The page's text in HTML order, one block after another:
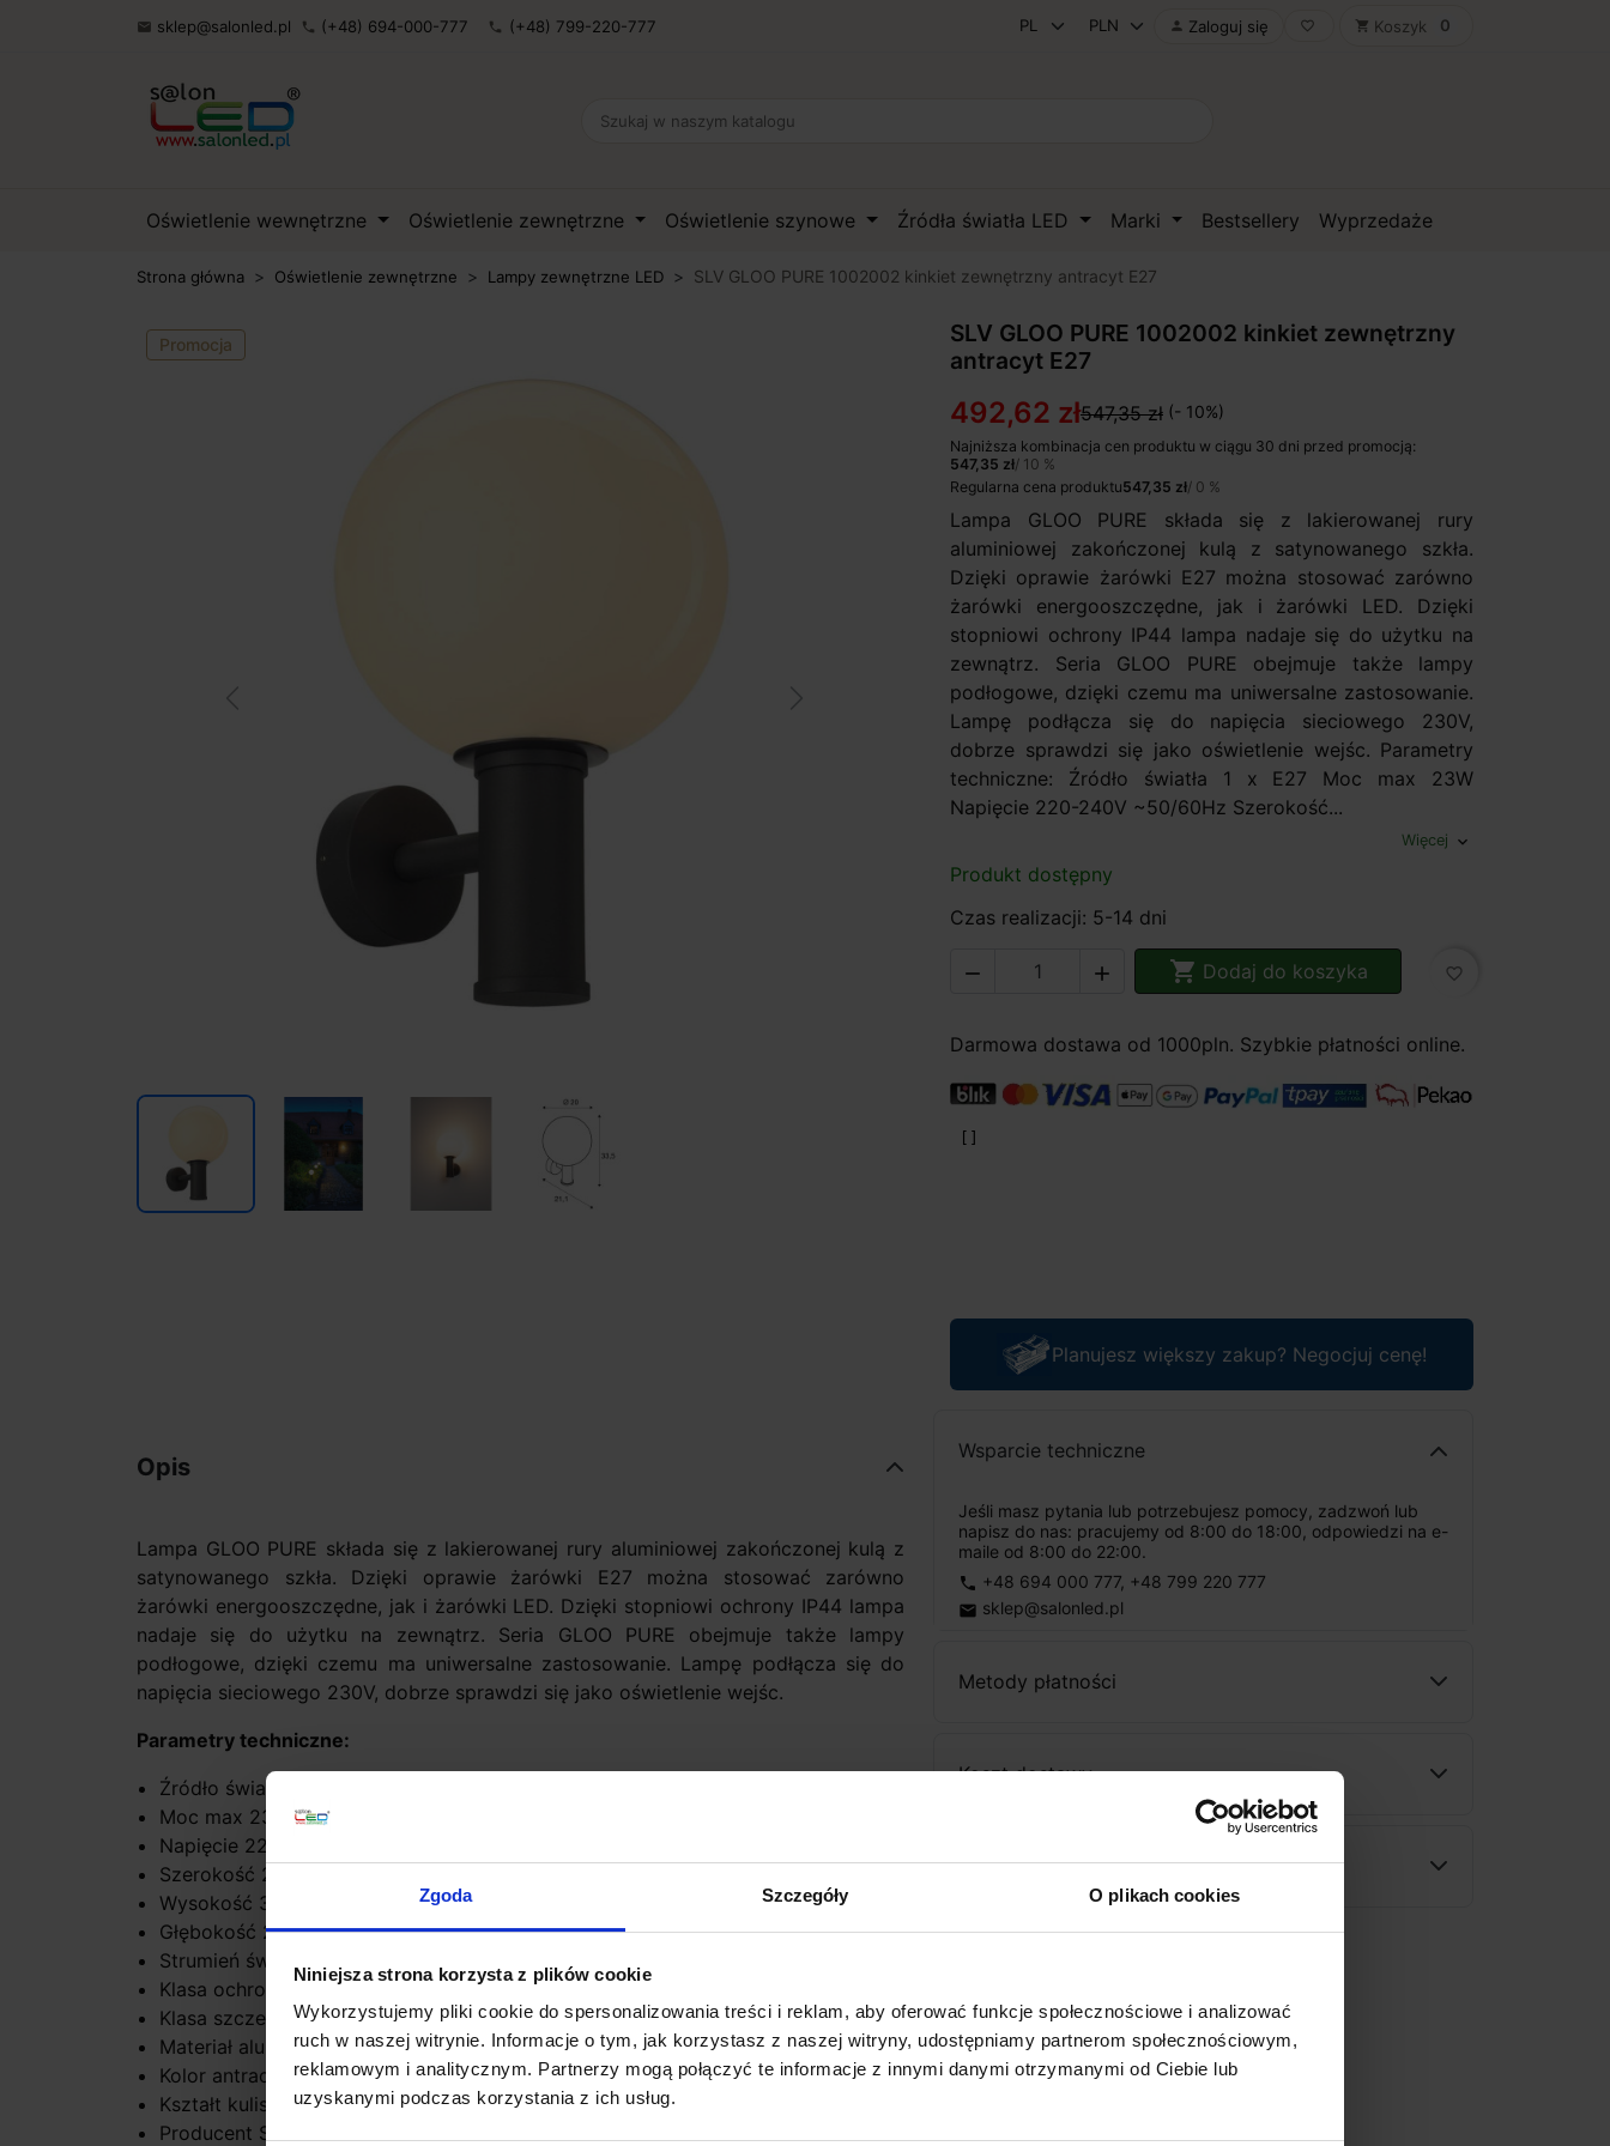
Zgoda Szczegóły O plikach cookies
Niniejsza strona korzysta z plików cookie
Wykorzystujemy pliki cookie do spersonalizowania treści i reklam, aby oferować funkcje społecznościowe i analizować
ruch w naszej witrynie. Informacje o tym, jak korzystasz z naszej witryny, udostępniamy partnerom społecznościowym,
reklamowym i analitycznym. Partnerzy mogą połączyć te informacje z innymi danymi otrzymanymi od Ciebie lub
uzyskanymi podczas korzystania z ich usług.
 sklep@salonled.pl phone (+48) 694-000-777 phone (+48) 799-220-777  Zaloguj się favorite_border shopping_cart Koszyk 0
Oświetlenie wewnętrzne Oświetlenie zewnętrzne Oświetlenie szynowe Źródła światła LED Marki Bestsellery Wyprzedaże
Strona główna Oświetlenie zewnętrzne Lampy zewnętrzne LED SLV GLOO PURE 1002002 kinkiet zewnętrzny antracyt E27
Promocja
SLV GLOO PURE 1002002 kinkiet zewnętrzny
antracyt E27
492,62 zł547,35 zł (- 10%)
Najniższa kombinacja cen produktu w ciągu 30 dni przed promocją:
547,35 zł/ 10 %
Regularna cena produktu547,35 zł/ 0 %
Lampa GLOO PURE składa się z lakierowanej rury
aluminiowej zakończonej kulą z satynowanego szkła.
Dzięki oprawie żarówki E27 można stosować zarówno
żarówki energooszczędne, jak i żarówki LED. Dzięki
stopniowi ochrony IP44 lampa nadaje się do użytku na
zewnątrz. Seria GLOO PURE obejmuje także lampy
podłogowe, dzięki czemu ma uniwersalne zastosowanie.
Lampę podłącza się do napięcia sieciowego 230V,
dobrze sprawdzi się jako oświetlenie wejśc. Parametry
techniczne: Źródło światła 1 x E27 Moc max 23W
Napięcie 220-240V ~50/60Hz Szerokość...
Więcej expand_more
Produkt dostępny
Czas realizacji: 5-14 dni
   Dodaj do koszyka favorite_border
Darmowa dostawa od 1000pln. Szybkie płatności online.
Planujesz większy zakup? Negocjuj cenę!
Wsparcie techniczne
Jeśli masz pytania lub potrzebujesz pomocy, zadzwoń lub
napisz do nas: pracujemy od 8:00 do 18:00, odpowiedzi na e-
maile od 8:00 do 22:00.
phone +48 694 000 777, +48 799 220 777
email sklep@salonled.pl
Metody płatności
Koszt dostawy
Zapytaj o produkt
Opis
Lampa GLOO PURE składa się z lakierowanej rury aluminiowej zakończonej kulą z
satynowanego szkła. Dzięki oprawie żarówki E27 można stosować zarówno
żarówki energooszczędne, jak i żarówki LED. Dzięki stopniowi ochrony IP44 lampa
nadaje się do użytku na zewnątrz. Seria GLOO PURE obejmuje także lampy
podłogowe, dzięki czemu ma uniwersalne zastosowanie. Lampę podłącza się do
napięcia sieciowego 230V, dobrze sprawdzi się jako oświetlenie wejśc.
Parametry techniczne:
Źródło światła 1 x E27
Moc max 23W
Napięcie 220-240V ~50/60Hz
Szerokość 20 cm
Wysokość 33,5 cm
Głębokość 21,2 cm
Strumień świetlny uzależniony od żarówki
Klasa ochrony I
Klasa szczelności IP44
Materiał aluminium
Kolor antracyt
Kształt kulisty
Producent SLV